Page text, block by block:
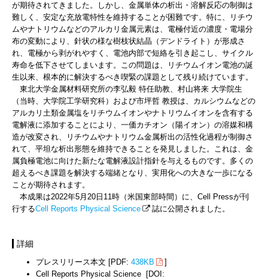
が期待されてきました。しかし、金属単体の析出・溶解反応の制御は
難しく、安定な充放電特性を維持することが困難です。特に、リチウ
ムやナトリウムなどのアルカリ金属元素は、電極付近の濃度・電場分
布の変動により、針状の様な樹枝状結晶（デンドライト）が形成さ
れ、電極から剥がれやすく、電池内部で短絡を引き起こし、サイクル
寿命を低下させてしまいます。この問題は、リチウムイオン電池の誕
生以来、根本的に解決するべき喫緊の課題として残り続けています。
東北大学金属材料研究所の李弘毅 特任助教、村山将来 大学院生
（当時、大学院工学研究科）および市坪哲 教授は、カルシウムなどの
アルカリ土類金属塩をリチウムイオンやナトリウムイオンを含有する
電解液に添加することにより、一価カチオン（陽イオン）の溶媒和構
造が改変され、リチウムやナトリウム金属析出の活性化過程が制御さ
れて、平坦な析出形態を維持できることを発見しました。これは、金
属負極電池に向けた新たな電解液設計指針を与えるものです。多くの
超えるべき課題を解決する端緒となり、実用化への大きな一歩になる
ことが期待されます。
本成果は2022年5月20日11時（米国東部時間）に、Cell Pressが刊
行するCell Reports Physical Science 誌に公開されました。
詳細
プレスリリース本文 [PDF: 438KB
]
Cell Reports Physical Science [DOI: